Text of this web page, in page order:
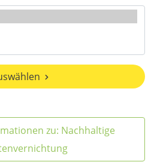
zu: Nachhaltige